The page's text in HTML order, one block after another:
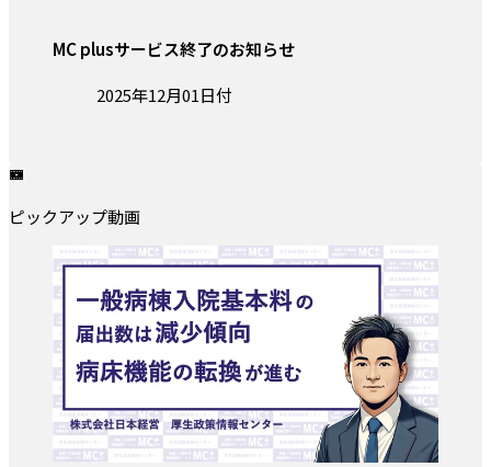
MC plusサービス終了のお知らせ
投稿日:2025年12月01日付
ピックアップ動画